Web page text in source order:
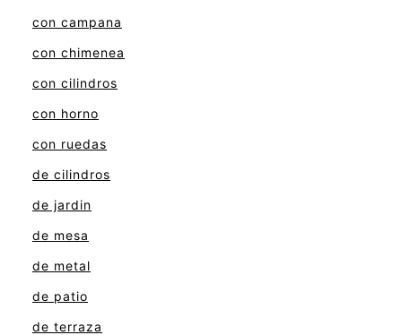
con campana
con chimenea
con cilindros
con horno
con ruedas
de cilindros
de jardin
de mesa
de metal
de patio
de terraza